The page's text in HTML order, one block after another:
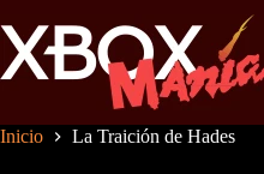
al
contenido
Inicio La Traición de Hades